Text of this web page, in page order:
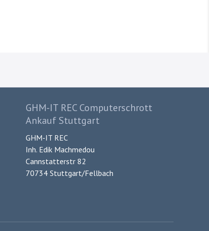
GHM-IT REC Computerschrott
Ankauf Stuttgart
GHM-IT REC
Inh. Edik Machmedou
Cannstatterstr 82
70734 Stuttgart/Fellbach